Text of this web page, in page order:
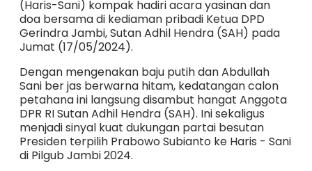
(Haris-Sani) kompak hadiri acara yasinan dan
doa bersama di kediaman pribadi Ketua DPD
Gerindra Jambi, Sutan Adhil Hendra (SAH) pada
Jumat (17/05/2024).
Dengan mengenakan baju putih dan Abdullah
Sani ber jas berwarna hitam, kedatangan calon
petahana ini langsung disambut hangat Anggota
DPR RI Sutan Adhil Hendra (SAH). Ini sekaligus
menjadi sinyal kuat dukungan partai besutan
Presiden terpilih Prabowo Subianto ke Haris - Sani
di Pilgub Jambi 2024.